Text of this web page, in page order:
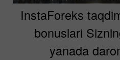
InstaForeks
bonuslari
yanada